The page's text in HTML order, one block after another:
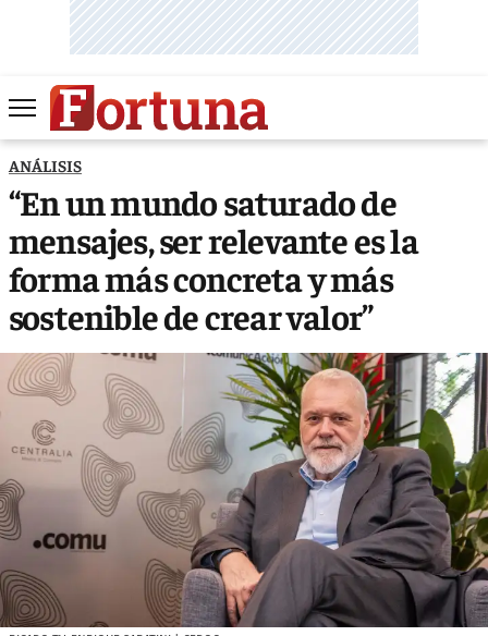
ANÁLISIS
“En un mundo saturado de
mensajes, ser relevante es la
forma más concreta y más
sostenible de crear valor”